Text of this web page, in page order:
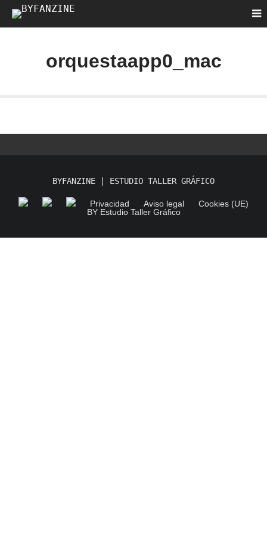
orquestaapp0_mac
BYFANZINE | ESTUDIO TALLER GRÁFICO
Privacidad Aviso legal
Cookies (UE)
BY Estudio Taller Gráfico